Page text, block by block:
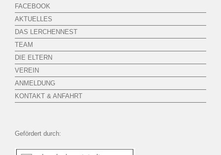
FACEBOOK
AKTUELLES
DAS LERCHENNEST
TEAM
DIE ELTERN
VEREIN
ANMELDUNG
KONTAKT & ANFAHRT
Gefördert durch: